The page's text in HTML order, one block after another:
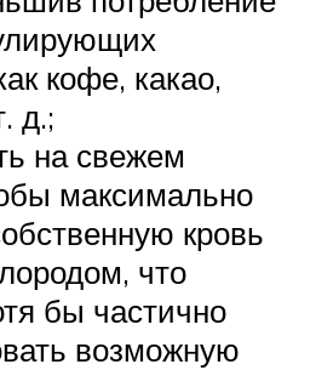
кофе, какао,
д.;
на свежем
максимально
кровь
что
бы частично
возможную